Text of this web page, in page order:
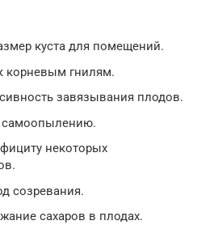
куста для помещений.
корневым гнилям.
завязывания плодов.
самоопылению.
некоторых
созревания.
сахаров в плодах.